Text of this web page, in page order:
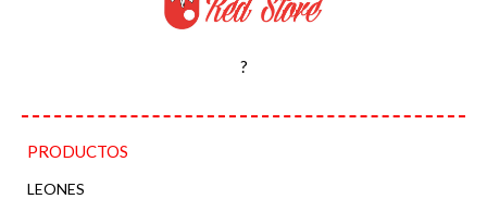
?
PRODUCTOS
LEONES